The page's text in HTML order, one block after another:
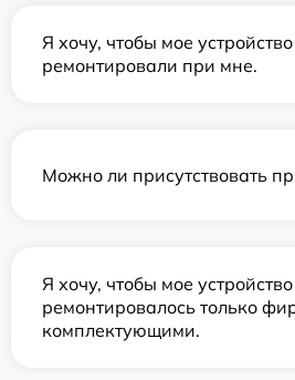
Я хочу, чтобы мое устройство
ремонтировали при мне.
Можно ли присутствовать
Я хочу, чтобы мое
ремонтировалось только
комплектующими.